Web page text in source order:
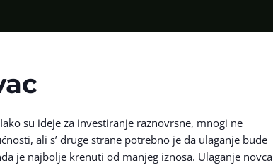
su ideje za investiranje raznovrsne, mnogi ne
ali s’ druge strane potrebno je da ulaganje bude
je najbolje krenuti od manjeg iznosa. Ulaganje novca